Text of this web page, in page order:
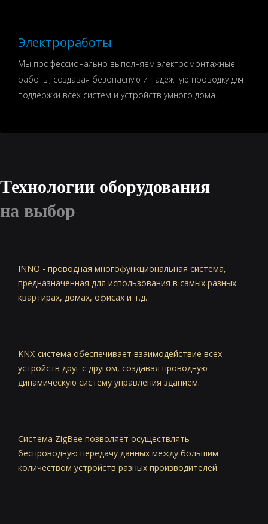
Электроработы
Мы профессионально выполняем электромонтажные
работы, создавая безопасную и надежную проводку для
поддержки всех систем и устройств умного дома.
Технологии оборудования
на выбор
INNO - проводная многофункциональная система,
предназначенная для использования в самых разных
квартирах, домах, офисах и т.д.
KNX-система обеспечивает взаимодействие всех
устройств друг с другом, создавая проводную
динамическую систему управления зданием.
Система ZigBee позволяет осуществлять
беспроводную передачу данных между большим
количеством устройств разных производителей.